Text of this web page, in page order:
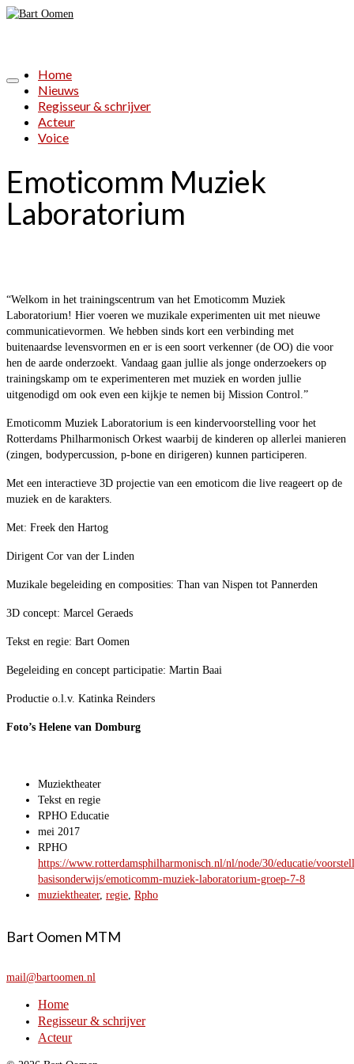
Home
Nieuws
Regisseur & schrijver
Acteur
Voice
Emoticomm Muziek
Laboratorium
“Welkom in het trainingscentrum van het Emoticomm Muziek
Laboratorium! Hier voeren we muzikale experimenten uit met nieuwe
communicatievormen. We hebben sinds kort een verbinding met
buitenaardse levensvormen en er is een soort verkenner (de OO) die voor
hen de aarde onderzoekt. Vandaag gaan jullie als jonge onderzoekers op
trainingskamp om te experimenteren met muziek en worden jullie
uitgenodigd om ook even een kijkje te nemen bij Mission Control.”
Emoticomm Muziek Laboratorium is een kindervoorstelling voor het
Rotterdams Philharmonisch Orkest waarbij de kinderen op allerlei manieren
(zingen, bodypercussion, p-bone en dirigeren) kunnen participeren.
Met een interactieve 3D projectie van een emoticom die live reageert op de
muziek en de karakters.
Met: Freek den Hartog
Dirigent Cor van der Linden
Muzikale begeleiding en composities: Than van Nispen tot Pannerden
3D concept: Marcel Geraeds
Tekst en regie: Bart Oomen
Begeleiding en concept participatie: Martin Baai
Productie o.l.v. Katinka Reinders
Foto’s Helene van Domburg
Muziektheater
Tekst en regie
RPHO Educatie
mei 2017
RPHO
https://www.rotterdamsphilharmonisch.nl/nl/node/30/educatie/
basisonderwijs/emoticomm-muziek-laboratorium-groep-7-8
muziektheater, regie Rpho
Bart Oomen MTM
mail@bartoomen.nl
Home
Regisseur & schrijver
Acteur